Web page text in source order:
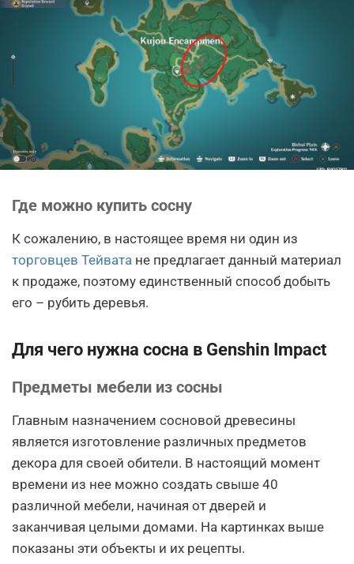
Где можно купить сосну
К сожалению, в настоящее время ни один из
торговцев Тейвата не предлагает данный материал
к продаже, поэтому единственный способ добыть
его – рубить деревья.
Для чего нужна сосна в Genshin Impact
Предметы мебели из сосны
Главным назначением сосновой древесины
является изготовление различных предметов
декора для своей обители. В настоящий момент
времени из нее можно создать свыше 40
различной мебели, начиная от дверей и
заканчивая целыми домами. На картинках выше
показаны эти объекты и их рецепты.